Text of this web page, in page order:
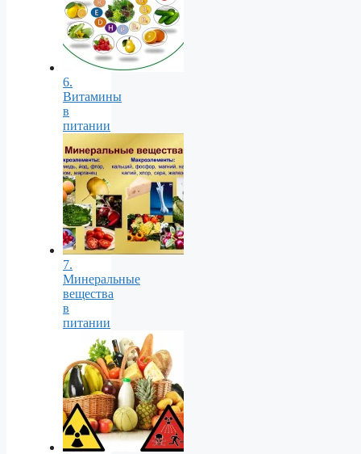
6.
Витамины
в
питании
7.
Минеральные
вещества
в
питании